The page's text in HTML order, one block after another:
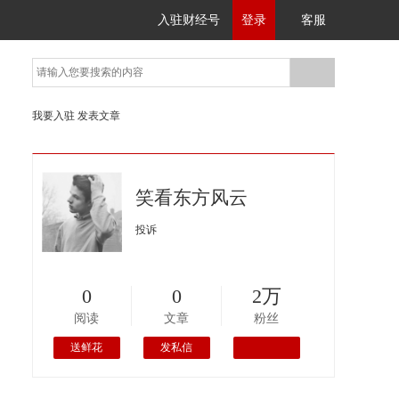
入驻财经号 登录 客服
我要入驻 发表文章
笑看东方风云
投诉
0
阅读
送鲜花
0
文章
发私信
2万
粉丝